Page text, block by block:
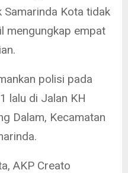
Samarinda Kota tidak
mengungkap empat
polisi pada
lalu di Jalan KH
Dalam, Kecamatan
AKP Creato